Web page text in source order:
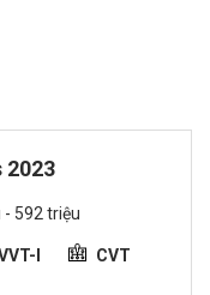
2023
- 592 triệu
I
CVT